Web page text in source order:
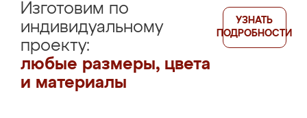
Изготовим по
индивидуальному
проекту:
любые размеры, цвета
и материалы
УЗНАТЬ
ПОДРОБНОСТИ